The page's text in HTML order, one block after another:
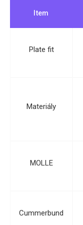
Item
Plate fit
Materiály
MOLLE
Cummerbund